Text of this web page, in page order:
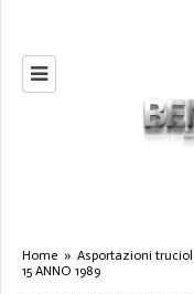
Home » Asportazioni
15 ANNO 1989